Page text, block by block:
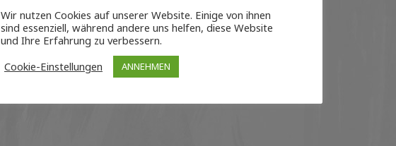
Wir nutzen Cookies auf unserer Website. Einige von ihnen
sind essenziell, während andere uns helfen, diese Website
und Ihre Erfahrung zu verbessern.
Cookie-Einstellungen
ANNEHMEN